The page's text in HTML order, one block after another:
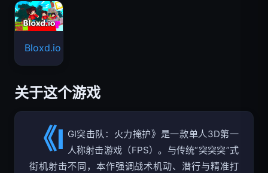
Bloxd.io
关于这个游戏
《I GI突击队：火力掩护》是一款单人3D第一
人称射击游戏（FPS）。与传统“突突突”式
街机射击不同，本作强调战术机动、潜行与精准打